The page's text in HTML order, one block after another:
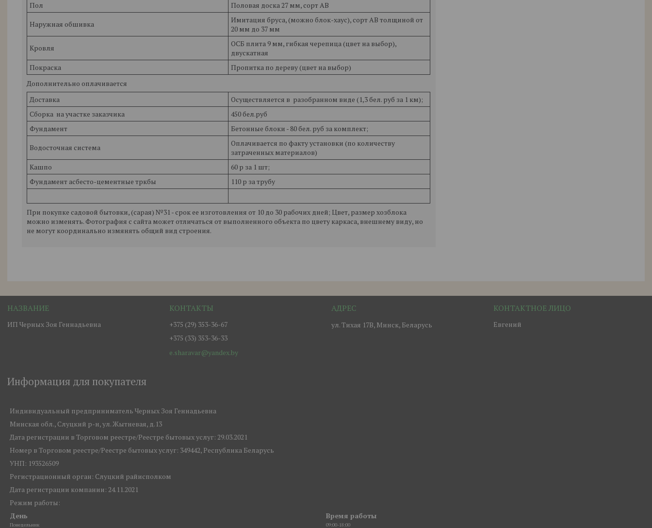
Пол
Половая доска 27 мм, сорт АВ
Наружная обшивка
Имитация бруса, (можно блок-хаус), сорт АВ толщиной от
20 мм до 37 мм
Кровля
ОСБ плита 9 мм, гибкая черепица (цвет на выбор),
двускатная
Покраска
Пропитка по дереву (цвет на выбор)
Дополнительно оплачивается
Доставка
Осуществляется в разобранном виде (1,3 бел. руб за 1 км);
Сборка на участке заказчика
450 бел.руб
Фундамент
Бетонные блоки - 80 бел. руб за комплект;
Водосточная система
Оплачивается по факту установки (по количеству
затраченных материалов)
Кашпо
60 р за 1 шт;
Фундамент асбесто-цементные тркбы
110 р за трубу
При покупке садовой бытовки, (сарая) №31 - срок ее изготовления от 10 до 30 рабочих дней; Цвет, размер хозблока
можно изменять. Фотография с сайта может отличаться от выполненного объекта по цвету каркаса, внешнему виду, но
не могут координально измянять общий вид строения.
ИП Черных Зоя Геннадьевна
+375 (29) 353-36-67
+375 (33) 353-36-33
e.sharavar@yandex.by
ул. Тихая 17В, Минск, Беларусь Евгений
Информация для покупателя
Индивидуальный предприниматель Черных Зоя Геннадьевна
Минская обл., Слуцкий р-н, ул. Жытневая, д.13
Дата регистрации в Торговом реестре/Реестре бытовых услуг: 29.03.2021
Номер в Торговом реестре/Реестре бытовых услуг: 349442, Республика Беларусь
УНП: 193526509
Регистрационный орган: Слуцкий райисполком
Дата регистрации компании: 24.11.2021
Режим работы:
День
Время работы
Понедельник 09:00-18:00